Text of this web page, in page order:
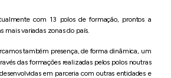
com 13 polos de formação, prontos a
mais variadas zonas do país.
também presença, de forma dinâmica, um
das formações realizadas pelos polos noutras
em parceria com outras entidades e